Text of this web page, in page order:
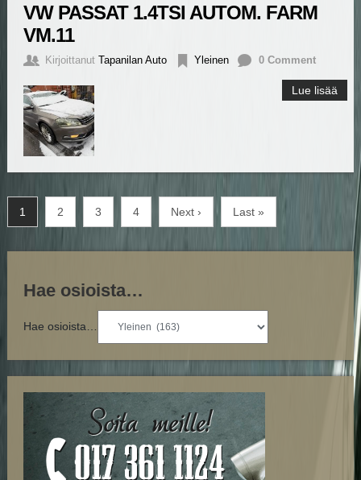
VW PASSAT 1.4TSI AUTOM. FARM
VM.11
Kirjoittanut Tapanilan Auto Yleinen 0 Comment
Lue lisää
1 2 3 4 Next › Last »
Hae osioista…
Hae osioista…